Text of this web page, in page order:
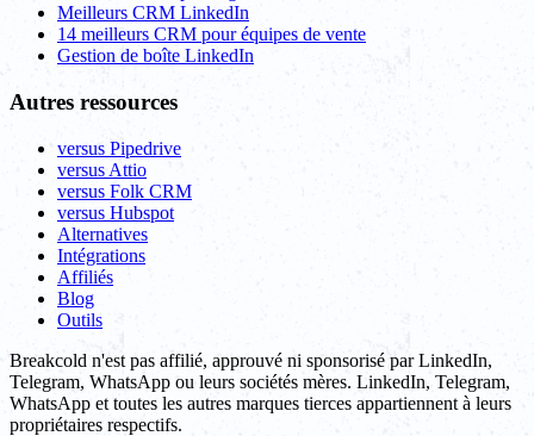
Meilleurs CRM LinkedIn
14 meilleurs CRM pour équipes de vente
Gestion de boîte LinkedIn
Autres ressources
versus Pipedrive
versus Attio
versus Folk CRM
versus Hubspot
Alternatives
Intégrations
Affiliés
Blog
Outils
Breakcold n'est pas affilié, approuvé ni sponsorisé par LinkedIn,
Telegram, WhatsApp ou leurs sociétés mères. LinkedIn, Telegram,
WhatsApp et toutes les autres marques tierces appartiennent à leurs
propriétaires respectifs.